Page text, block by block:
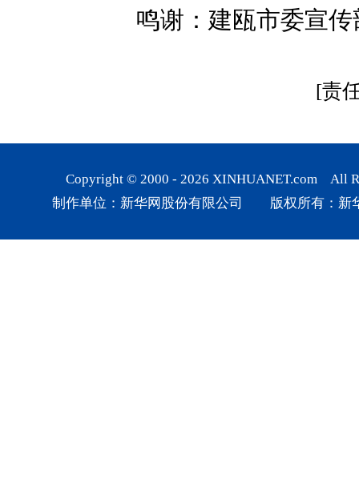
鸣谢：建瓯市委宣传
[责
Copyright © 2000 - 2026 XINHUANET.com All
制作单位：新华网股份有限公司 版权所有：新